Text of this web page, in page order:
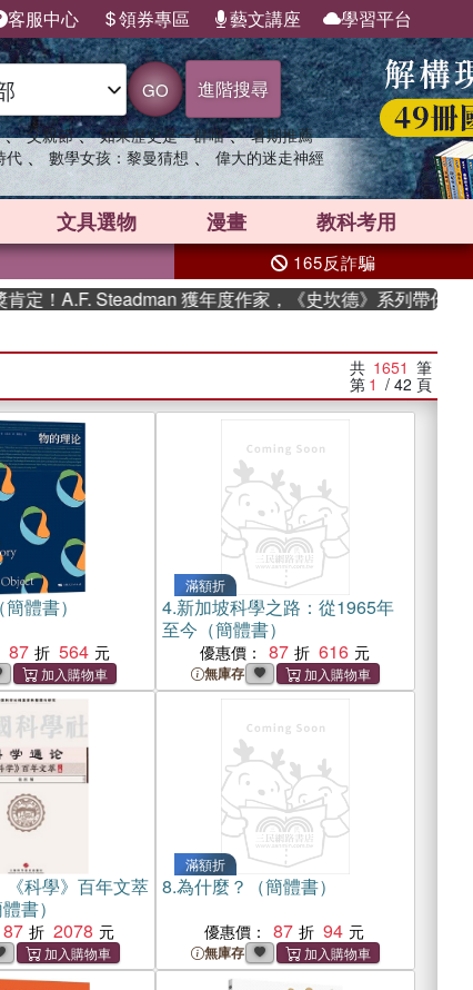
客服中心 領券專區 藝文講座 學習平台
GO 進階搜尋
、 父親節 、 如果歷史是一群喵 、 暑期推薦
代 、 數學女孩：黎曼猜想 、 偉大的迷走神經
文具選物 漫畫 教科考用
165反詐騙
Steadman 獲年度作家，《史坎德》系列帶你踏上熱血奇幻
共 1651 筆
第 1 / 42 頁
體書）
87 564
滿額折
4.新加坡科學之路：從1965年
至今（簡體書）
優惠價： 87 616
無庫存
《科學》百年文萃
書）
87 2078
滿額折
8.為什麼？（簡體書）
優惠價： 87 94
無庫存